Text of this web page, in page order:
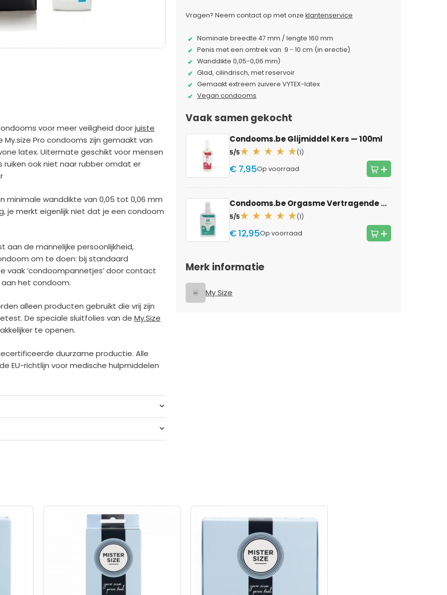
voor meer veiligheid doorjuiste
Pro condooms zijn gemaakt van
latex. Uitermate geschikt voor mensen
ruiken ook niet naar rubber omdat er
minimale wanddikte van 0,05 tot 0,06 mm
je merkt eigenlijk niet dat je een condoom
de mannelijke persoonlijkheid,
om te doen: bij standaard
‘condoompannetjes’ door contact
het condoom.
alleen producten gebruikt die vrij zijn
De speciale sluitfolies van de My.Size
te openen.
duurzame productie. Alle
EU-richtlijn voor medische hulpmiddelen
VYTEX-latex
latex
Natuurlijk Rubber Latex
Siliconenbasis
Vragen? Neem contact op met onze klantenservice
Nominale breedte 47 mm / lengte 160 mm
Penis met een omtrek van 9 - 10 cm (in erectie)
Wanddikte 0,05-0,06 mm)
Glad, cilindrisch, met reservoir
Gemaakt extreem zuivere VYTEX-latex
Vegan condooms
Vaak samen gekocht
Condooms.be Glijmiddel Kers — 100ml
5/5 (1)
€ 7,95Op voorraad
Condooms.be Orgasme Vertragende Gel Strong voor mannen
5/5 (1)
€ 12,95Op voorraad
Merk informatie
My Size